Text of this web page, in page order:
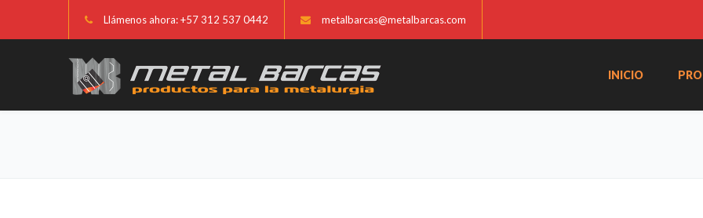
Llámenos ahora: +57 312 537 0442 metalbarcas@metalbarcas.com
INICIO